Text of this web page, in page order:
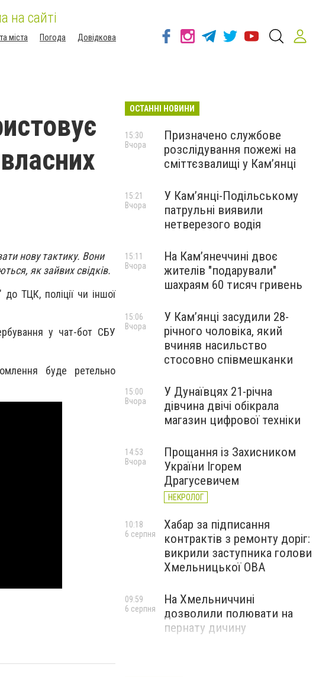
на сайті
міста Погода
Довідкова
нову тактику. Вони
як зайвих свідків.
ТЦК, поліції чи іншої
у чат-бот СБУ
буде ретельно
ОСТАННІ НОВИНИ
Призначено службове
розслідування пожежі на
сміттєзвалищі у Кам’янці
15:30
Вчора
У Кам’янці-Подільському
патрульні виявили
нетверезого водія
15:21
Вчора
На Камʼянеччині двоє
жителів "подарували"
шахраям 60 тисяч гривень
15:11
Вчора
У Камʼянці засудили 28-
річного чоловіка, який
вчиняв насильство
стосовно співмешканки
15:06
Вчора
У Дунаївцях 21-річна
дівчина двічі обікрала
магазин цифрової техніки
15:00
Вчора
Прощання із Захисником
України Ігорем
Драгусевичем
НЕКРОЛОГ
14:53
Вчора
Хабар за підписання
контрактів з ремонту доріг:
викрили заступника голови
Хмельницької ОВА
10:18
6 серпня
На Хмельниччині
дозволили полювати на
пернату дичину
09:59
6 серпня